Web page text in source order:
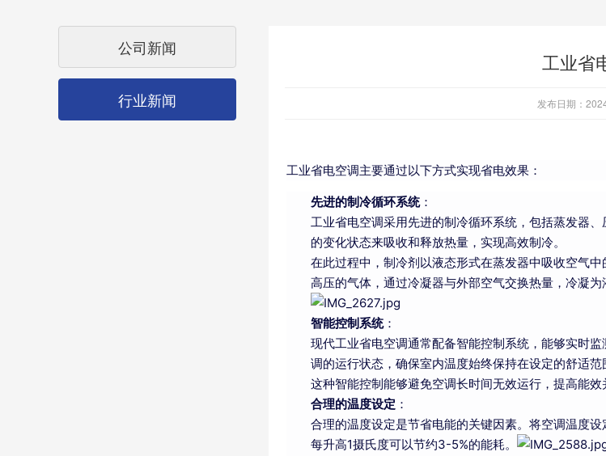
公司新闻
行业新闻
工业省
发布日期：
工业省电空调主要通过以下方式实现省电效果：
先进的制冷循环系统：
工业省电空调采用先进的制冷循环系统，包括蒸发器
的变化状态来吸收和释放热量，实现高效制冷。
在此过程中，制冷剂以液态形式在蒸发器中吸收空气
高压的气体，通过冷凝器与外部空气交换热量，冷凝
智能控制系统：
现代工业省电空调通常配备智能控制系统，能够实时
调的运行状态，确保室内温度始终保持在设定的舒适范
这种智能控制能够避免空调长时间无效运行，提高能效
合理的温度设定 ：
合理的温度设定是节省电能的关键因素。将空调温度
每升高1摄氏度可以节约3-5%的能耗。